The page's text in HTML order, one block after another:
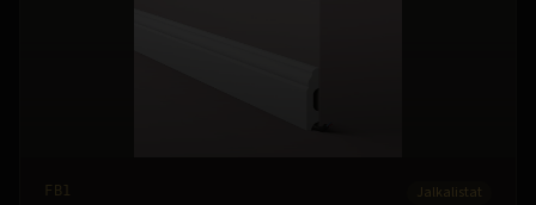
FB1 Jalkalistat